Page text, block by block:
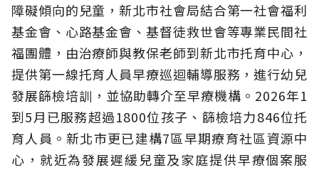
障礙傾向的兒童，新北市社會局結合第一社會福利
基金會、心路基金會、基督徒救世會等專業民間社
福團體，由治療師與教保老師到新北市托育中心，
提供第一線托育人員早療巡迴輔導服務，進行幼兒
發展篩檢培訓，並協助轉介至早療機構。2026年1
到5月已服務超過1800位孩子、篩檢培力846位托
育人員。新北市更已建構7區早期療育社區資源中
心，就近為發展遲緩兒童及家庭提供早療個案服